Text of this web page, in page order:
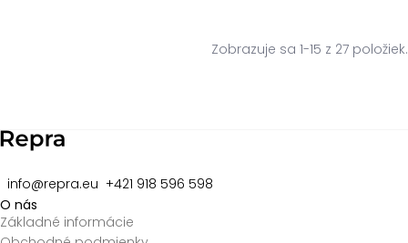
Zobrazuje sa 1-15 z 27 položiek.
info@repra.eu +421 918 596 598
O nás
Základné informácie